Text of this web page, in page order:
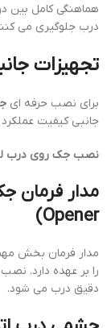
هماهنگی کامل بین
درب جلوگیری می
تجهیزات
برای نصب حرفه ای
جانبی کیفیت
نصب جک روی درب
Opener)
مدار فرمان بخش
را بر عهده دارد. نصب
دقیق درب می شود.